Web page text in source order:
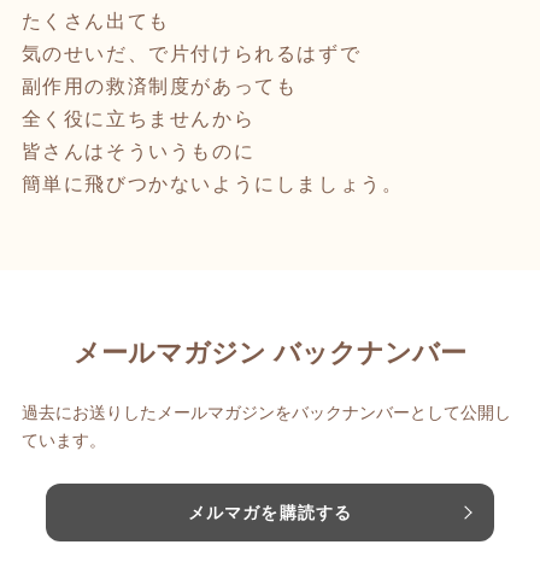
たくさん出ても
気のせいだ、で片付けられるはずで
副作用の救済制度があっても
全く役に立ちませんから
皆さんはそういうものに
簡単に飛びつかないようにしましょう。
メールマガジン バックナンバー
過去にお送りしたメールマガジンをバックナンバーとして公開し
ています。
メルマガを購読する